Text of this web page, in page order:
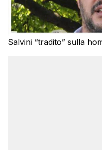
Salvini “tradito” sulla